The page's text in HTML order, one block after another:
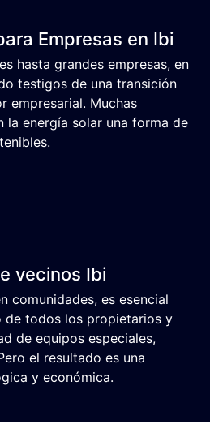
Empresas en Ibi
hasta grandes empresas, en
testigos de una transición
empresarial. Muchas
la energía solar una forma de
vecinos Ibi
comunidades, es esencial
de todos los propietarios y
de equipos especiales,
el resultado es una
y económica.